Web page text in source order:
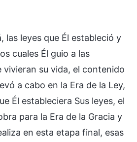
las leyes que Él estableció y
cuales Él guio a las
vivieran su vida, el contenido
a cabo en la Era de la Ley,
Él estableciera Sus leyes, el
para la Era de la Gracia y
en esta etapa final, esas